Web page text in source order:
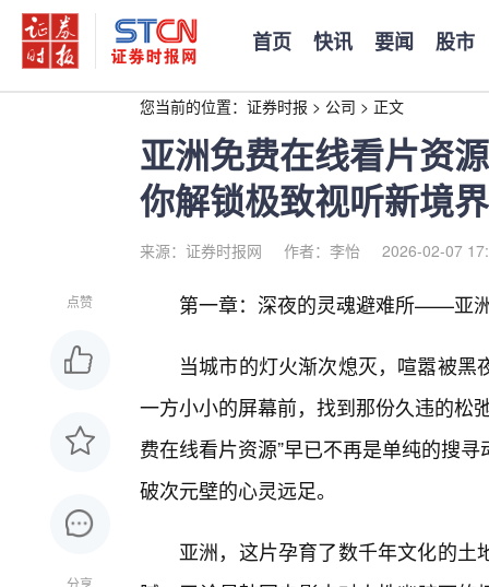
首页 快讯 要闻 股市
您当前的位置： 证券时报 > 公司 > 正文
亚洲免费在线看片资
你解锁极致视听新境界
来源：证券时报网 作者：李怡 2026-02-07
点赞
分享
第一章：深夜的灵魂避难所——亚
当城市的灯火渐次熄灭，喧嚣被
一方小小的屏幕前，找到那份久违的松
费在线看片资源”早已不再是单纯的搜
破次元壁的心灵远足。
亚洲，这片孕育了数千年文化的